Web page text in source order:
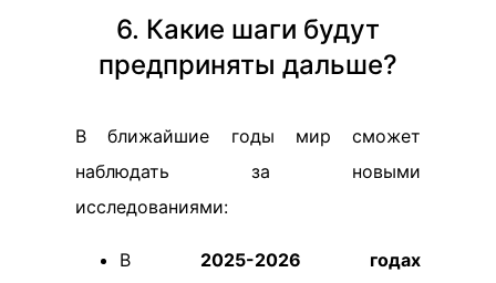
6. Какие шаги будут
предприняты дальше?
В ближайшие годы мир сможет
наблюдать за новыми
исследованиями:
В 2025-2026 годах